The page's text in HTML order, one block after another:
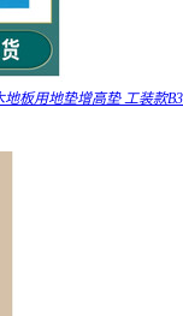
板用地垫增高垫 工装款B3